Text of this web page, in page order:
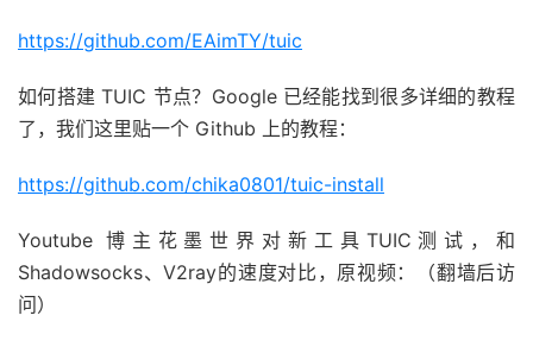
https://github.com/EAimTY/tuic
如何搭建 TUIC 节点？Google 已经能找到很多详细的教程
了，我们这里贴一个 Github 上的教程：
https://github.com/chika0801/tuic-install
Youtube 博主花墨世界对新工具TUIC测试，和
Shadowsocks、V2ray的速度对比，原视频：（翻墙后访
问）